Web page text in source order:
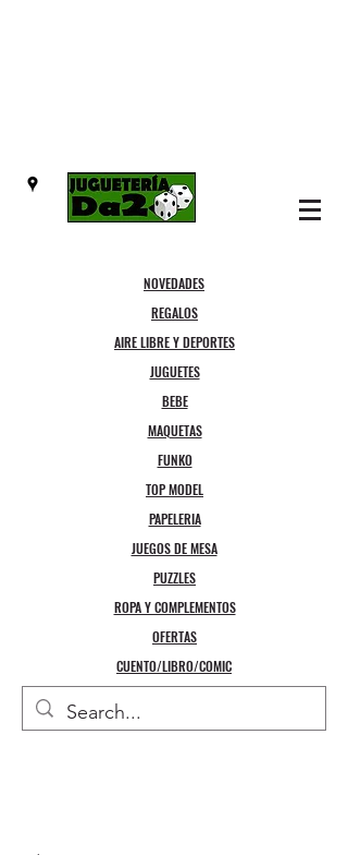
NOVEDADES
REGALOS
AIRE LIBRE Y DEPORTES
JUGUETES
BEBE
MAQUETAS
FUNKO
TOP MODEL
PAPELERIA
JUEGOS DE MESA
PUZZLES
ROPA Y COMPLEMENTOS
OFERTAS
CUENTO/LIBRO/COMIC